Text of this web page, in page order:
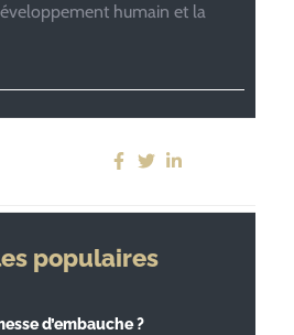
humain et la
populaires
d’embauche ?